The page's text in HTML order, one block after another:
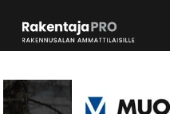
SUOSITUIMMAT